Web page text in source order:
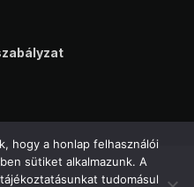
hogy a honlap felhasználói
sütiket alkalmazunk. A
tudomásul